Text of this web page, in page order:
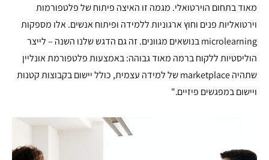
מאוד בתחום הוירטואלי. מגמה זו האיצה פיתוח של פלטפורמות
וירטואליות פנים וחוץ ארגוניות ללמידה ופיתוח אנשים. אלו מספקות
microlearning בנושאים מגוונים. זה גם הדגש שלנו השנה – לייצר
הוליסטיות ללקוח ברמה מאוד גבוהה: באמצעות פלטפורמת אונליין
שתהיה marketplace של למידה עצמית, כולל יישום בקבוצות קטנות
ויישום במפגשים פיזיים."